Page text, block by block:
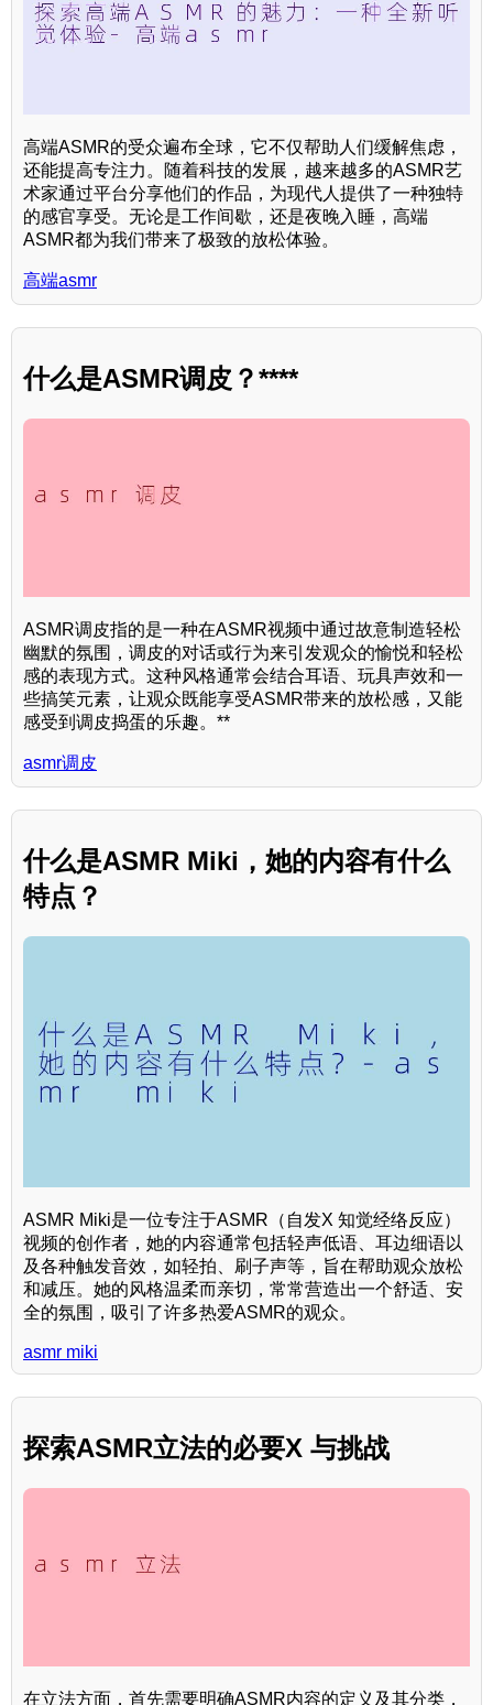
高端ASMR的受众遍布全球，它不仅帮助人们缓解焦虑，
还能提高专注力。随着科技的发展，越来越多的ASMR艺
术家通过平台分享他们的作品，为现代人提供了一种独特
的感官享受。无论是工作间歇，还是夜晚入睡，高端
ASMR都为我们带来了极致的放松体验。
高端asmr
什么是ASMR调皮？****
ASMR调皮指的是一种在ASMR视频中通过故意制造轻松
幽默的氛围，调皮的对话或行为来引发观众的愉悦和轻松
感的表现方式。这种风格通常会结合耳语、玩具声效和一
些搞笑元素，让观众既能享受ASMR带来的放松感，又能
感受到调皮捣蛋的乐趣。**
asmr调皮
什么是ASMR Miki，她的内容有什么
特点？
ASMR Miki是一位专注于ASMR（自发X 知觉经络反应）
视频的创作者，她的内容通常包括轻声低语、耳边细语以
及各种触发音效，如轻拍、刷子声等，旨在帮助观众放松
和减压。她的风格温柔而亲切，常常营造出一个舒适、安
全的氛围，吸引了许多热爱ASMR的观众。
asmr miki
探索ASMR立法的必要X 与挑战
在立法方面，首先需要明确ASMR内容的定义及其分类，